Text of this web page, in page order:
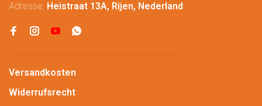
Adresse: Heistraat 13A, Rijen, Nederland
Versandkosten
Widerrufsrecht